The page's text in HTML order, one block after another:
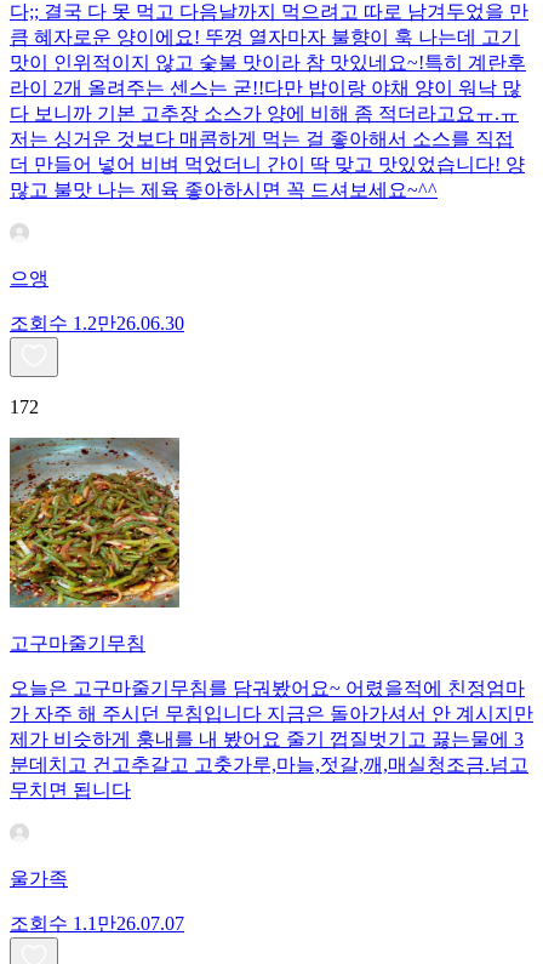
다;; 결국 다 못 먹고 다음날까지 먹으려고 따로 남겨두었을 만
큼 혜자로운 양이에요! 뚜껑 열자마자 불향이 훅 나는데 고기
맛이 인위적이지 않고 숯불 맛이라 참 맛있네요~!특히 계란후
라이 2개 올려주는 센스는 굳!! ​다만 밥이랑 야채 양이 워낙 많
다 보니까 기본 고추장 소스가 양에 비해 좀 적더라고요ㅠ.ㅠ
저는 싱거운 것보다 매콤하게 먹는 걸 좋아해서 소스를 직접
더 만들어 넣어 비벼 먹었더니 간이 딱 맞고 맛있었습니다! 양
많고 불맛 나는 제육 좋아하시면 꼭 드셔보세요~^^
으앵
조회수 1.2만26.06.30
172
고구마줄기무침
오늘은 고구마줄기무침를 담궈봤어요~ 어렸을적에 친정엄마
가 자주 해 주시던 무침입니다 지금은 돌아가셔서 안 계시지만
제가 비슷하게 훙내를 내 봤어요 줄기 껍질벗기고 끓는물에 3
분데치고 건고추갈고 고춧가루,마늘,젓갈,깨,매실청조금.넘고
무치면 됩니다
울가족
조회수 1.1만26.07.07